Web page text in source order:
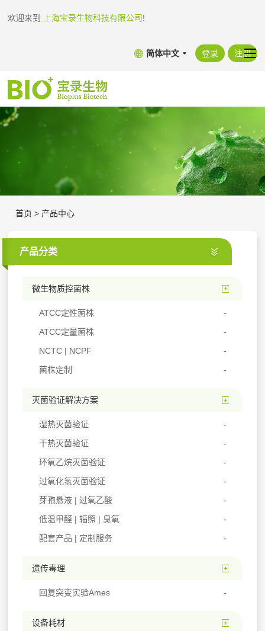
欢迎来到 上海宝录生物科技有限公司!
简体中文 登录 注册
首页 > 产品中心
产品分类
微生物质控菌株
ATCC定性菌株
ATCC定量菌株
NCTC | NCPF
菌株定制
灭菌验证解决方案
湿热灭菌验证
干热灭菌验证
环氧乙烷灭菌验证
过氧化氢灭菌验证
芽孢悬液 | 过氧乙酸
低温甲醛 | 辐照 | 臭氧
配套产品 | 定制服务
遗传毒理
回复突变实验Ames
设备耗材